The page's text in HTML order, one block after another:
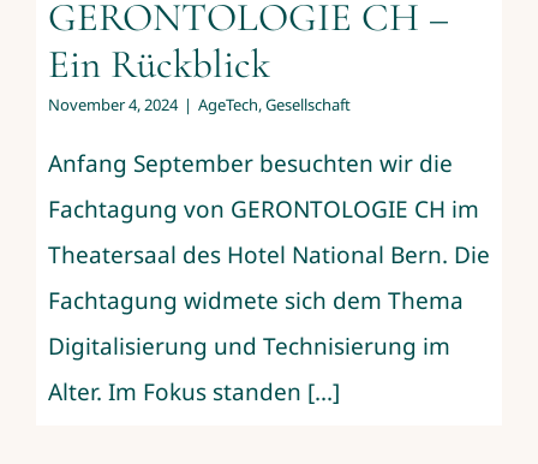
GERONTOLOGIE CH –
Ein Rückblick
November 4, 2024 | AgeTech,Gesellschaft
Anfang September besuchten wir die
Fachtagung von GERONTOLOGIE CH im
Theatersaal des Hotel National Bern. Die
Fachtagung widmete sich dem Thema
Digitalisierung und Technisierung im
Alter. Im Fokus standen [...]